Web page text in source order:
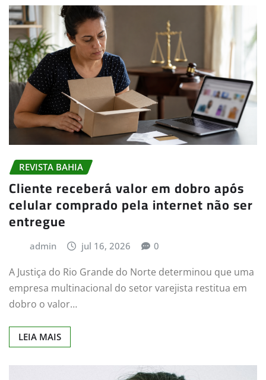
REVISTA BAHIA
Cliente receberá valor em dobro após
celular comprado pela internet não ser
entregue
admin jul 16, 2026 0
A Justiça do Rio Grande do Norte determinou que uma
empresa multinacional do setor varejista restitua em
dobro o valor…
LEIA MAIS